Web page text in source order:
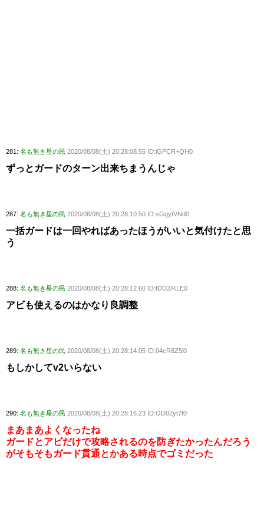
281: 名も無き星の民 2020/08/08(土) 20:28:08.55 ID:iGPCR+QH0
ずっとガードのターン出来ちまうんじゃ
287: 名も無き星の民 2020/08/08(土) 20:28:10.50 ID:sGgytVNd0
一括ガードは一回やればあったほうがいいと気付けたと思
う
288: 名も無き星の民 2020/08/08(土) 20:28:12.60 ID:fDD2/KLE0
アビも使えるのはかなり良調整
289: 名も無き星の民 2020/08/08(土) 20:28:14.05 ID:04cR8Z5l0
もしかしてv2いらない
290: 名も無き星の民 2020/08/08(土) 20:28:16.23 ID:OD02yt7f0
まあまあよくなったね
ガードとアビだけで攻略されるのを防ぎたかったんだろう
がそもそもガード貫通とかある時点でゴミだった